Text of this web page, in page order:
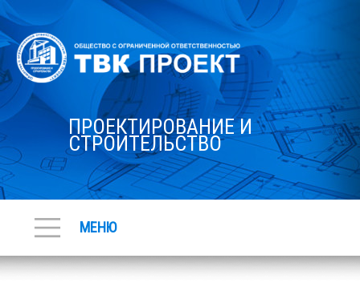
ПРОЕКТИРОВАНИЕ И
СТРОИТЕЛЬСТВО
МЕНЮ